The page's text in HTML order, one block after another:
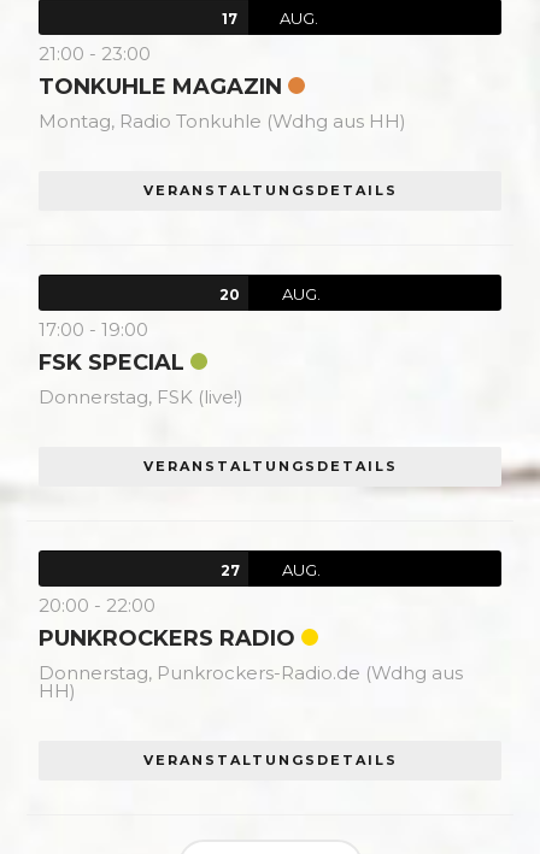
17 AUG.
21:00 - 23:00
TONKUHLE MAGAZIN
Montag, Radio Tonkuhle (Wdhg aus HH)
VERANSTALTUNGSDETAILS
20 AUG.
17:00 -19:00
FSK SPECIAL
Donnerstag, FSK (live!)
VERANSTALTUNGSDETAILS
27 AUG.
20:00 - 22:00
PUNKROCKERS RADIO
Donnerstag, Punkrockers-Radio.de (Wdhg aus
HH)
VERANSTALTUNGSDETAILS